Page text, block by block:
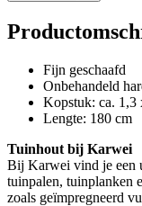
Fijn geschaafd
Onbehandeld
Kopstuk: ca. 1,3
Lengte: 180 cm
Tuinhout bij Karwei
Bij Karwei vind je een
tuinpalen, tuinplanken
zoals geïmpregneerd